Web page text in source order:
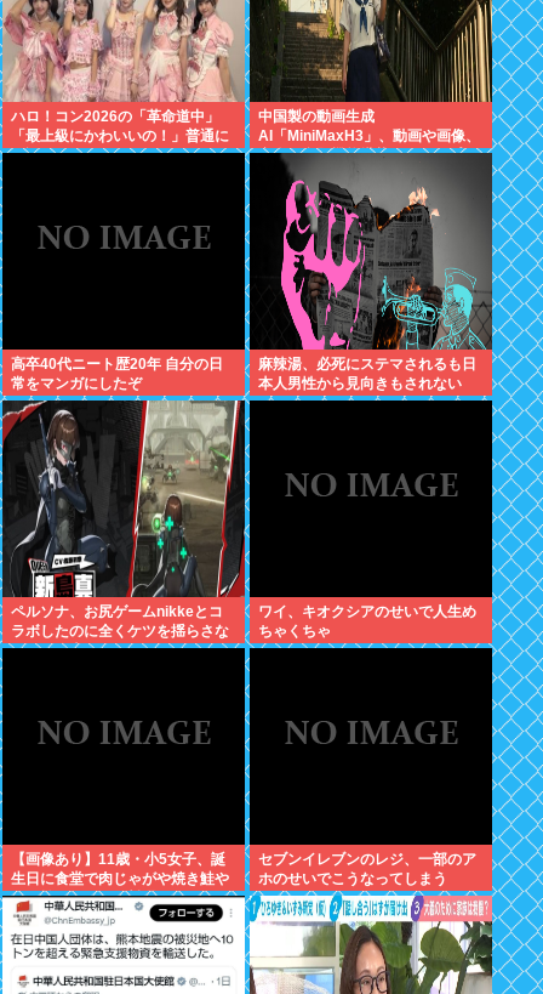
ハロ！コン2026の「革命道中」
「最上級にかわいいの！」普通に
好評wwwww
中国製の動画生成
AI「MiniMaxH3」、動画や画像、
音楽の参照機能搭載でディープフ
ェイク作り放題に。終わりの始ま
りか
高卒40代ニート歴20年 自分の日
常をマンガにしたぞ
麻辣湯、必死にステマされるも日
本人男性から見向きもされない
ペルソナ、お尻ゲームnikkeとコ
ラボしたのに全くケツを揺らさな
いため炎上
ワイ、キオクシアのせいで人生め
ちゃくちゃ
【画像あり】11歳・小5女子、誕
生日に食堂で肉じゃがや焼き鮭や
玉子焼きなど一品料理をオジサン
みたいに食べる
セブンイレブンのレジ、一部のア
ホのせいでこうなってしまう